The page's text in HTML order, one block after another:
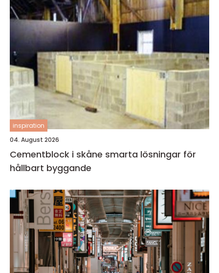
inspiration
04. August 2026
Cementblock i skåne smarta lösningar för
hållbart byggande